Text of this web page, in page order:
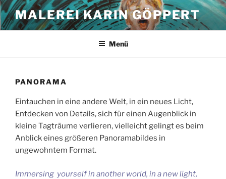
Zum
Inhalt
springen
MALEREI KARIN GÖPPERT
Menü
PANORAMA
Eintauchen in eine andere Welt, in ein neues Licht,
Entdecken von Details, sich für einen Augenblick in
kleine Tagträume verlieren, vielleicht gelingt es beim
Anblick eines größeren Panoramabildes in
ungewohntem Format.
Immersing yourself in another world, in a new light,